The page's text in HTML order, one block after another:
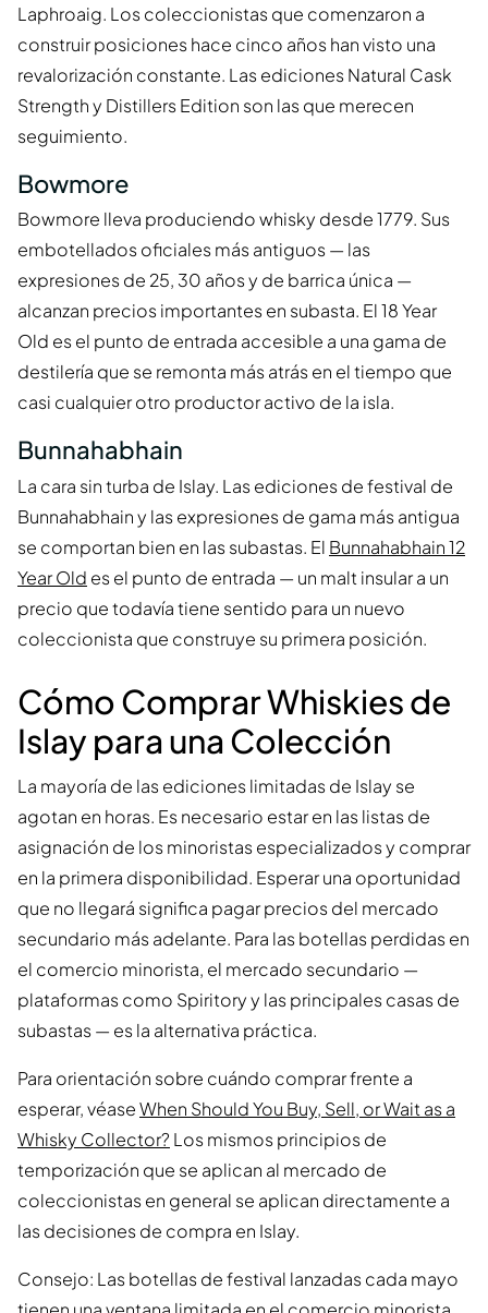
Laphroaig. Los coleccionistas que comenzaron a
construir posiciones hace cinco años han visto una
revalorización constante. Las ediciones Natural Cask
Strength y Distillers Edition son las que merecen
seguimiento.
Bowmore
Bowmore lleva produciendo whisky desde 1779. Sus
embotellados oficiales más antiguos — las
expresiones de 25, 30 años y de barrica única —
alcanzan precios importantes en subasta. El 18 Year
Old es el punto de entrada accesible a una gama de
destilería que se remonta más atrás en el tiempo que
casi cualquier otro productor activo de la isla.
Bunnahabhain
La cara sin turba de Islay. Las ediciones de festival de
Bunnahabhain y las expresiones de gama más antigua
se comportan bien en las subastas. El Bunnahabhain 12
Year Old es el punto de entrada — un malt insular a un
precio que todavía tiene sentido para un nuevo
coleccionista que construye su primera posición.
Cómo Comprar Whiskies de
Islay para una Colección
La mayoría de las ediciones limitadas de Islay se
agotan en horas. Es necesario estar en las listas de
asignación de los minoristas especializados y comprar
en la primera disponibilidad. Esperar una oportunidad
que no llegará significa pagar precios del mercado
secundario más adelante. Para las botellas perdidas en
el comercio minorista, el mercado secundario —
plataformas como Spiritory y las principales casas de
subastas — es la alternativa práctica.
Para orientación sobre cuándo comprar frente a
esperar, véaseWhen Should You Buy, Sell, or Wait as a
Whisky Collector? Los mismos principios de
temporización que se aplican al mercado de
coleccionistas en general se aplican directamente a
las decisiones de compra en Islay.
Consejo: Las botellas de festival lanzadas cada mayo